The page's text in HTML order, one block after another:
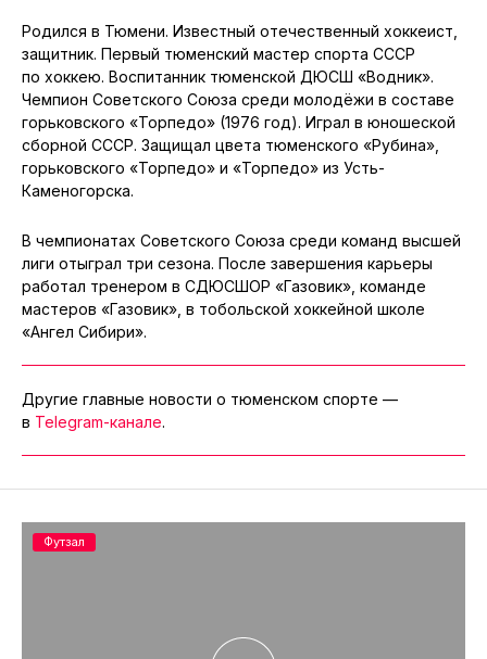
Родился в Тюмени. Известный отечественный хоккеист,
защитник. Первый тюменский мастер спорта СССР
по хоккею. Воспитанник тюменской ДЮСШ «Водник».
Чемпион Советского Союза среди молодёжи в составе
горьковского «Торпедо» (1976 год). Играл в юношеской
сборной СССР. Защищал цвета тюменского «Рубина»,
горьковского «Торпедо» и «Торпедо» из Усть-
Каменогорска.
В чемпионатах Советского Союза среди команд высшей
лиги отыграл три сезона. После завершения карьеры
работал тренером в СДЮСШОР «Газовик», команде
мастеров «Газовик», в тобольской хоккейной школе
«Ангел Сибири».
Другие главные новости о тюменском спорте —
в Telegram-канале.
Футзал